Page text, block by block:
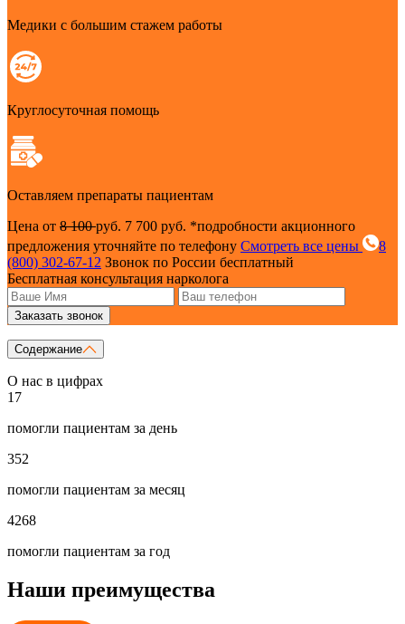
Медики с большим стажем работы
Круглосуточная помощь
Оставляем препараты пациентам
Цена от 8 100руб. 7 700 руб. *подробности акционного
предложения уточняйте по телефону Смотреть все цены
8
(800) 302-67-12 Звонок по России бесплатный
Бесплатная консультация нарколога
Заказать звонок
Содержание
О нас в цифрах
17
помогли пациентам за день
352
помогли пациентам за месяц
4268
помогли пациентам за год
Наши преимущества